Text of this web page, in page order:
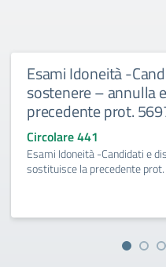
Esami Idoneità -
sostenere – annulla
precedente prot.
Circolare 441
Esami Idoneità -Candidati e
sostituisce la precedente